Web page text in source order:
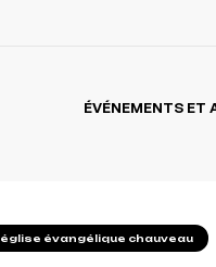
ÉVÉNEMENTS ET
église évangélique chauveau